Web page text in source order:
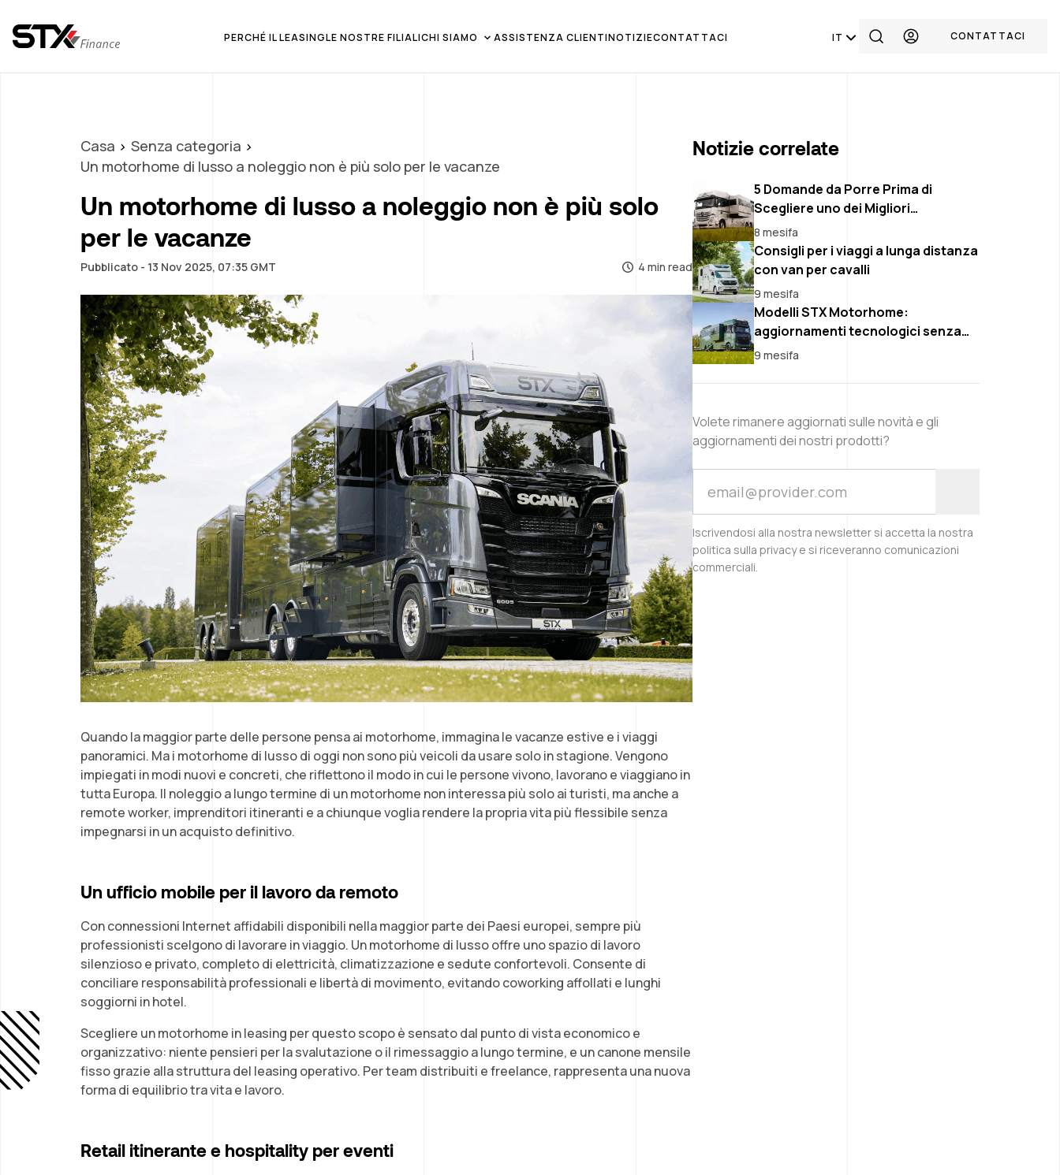
PERCHÉ IL LEASINGLE NOSTRE FILIALICHI SIAMO ASSISTENZA CLIENTINOTIZIECONTATTACI IT CONTATTACI
Casa
Senza categoria
Un motorhome di lusso a noleggio non è più solo per le vacanze
Un motorhome di lusso a noleggio non è più solo
per le vacanze
Pubblicato - 13 Nov 2025, 07:35 GMT 4 min read
Quando la maggior parte delle persone pensa ai motorhome, immagina le vacanze estive e i viaggi
panoramici. Ma i motorhome di lusso di oggi non sono più veicoli da usare solo in stagione. Vengono
impiegati in modi nuovi e concreti, che riflettono il modo in cui le persone vivono, lavorano e viaggiano in
tutta Europa. Il noleggio a lungo termine di un motorhome non interessa più solo ai turisti, ma anche a
remote worker, imprenditori itineranti e a chiunque voglia rendere la propria vita più flessibile senza
impegnarsi in un acquisto definitivo.
Un ufficio mobile per il lavoro da remoto
Con connessioni Internet affidabili disponibili nella maggior parte dei Paesi europei, sempre più
professionisti scelgono di lavorare in viaggio. Un motorhome di lusso offre uno spazio di lavoro
silenzioso e privato, completo di elettricità, climatizzazione e sedute confortevoli. Consente di
conciliare responsabilità professionali e libertà di movimento, evitando coworking affollati e lunghi
soggiorni in hotel.
Scegliere un motorhome in leasing per questo scopo è sensato dal punto di vista economico e
organizzativo: niente pensieri per la svalutazione o il rimessaggio a lungo termine, e un canone mensile
fisso grazie alla struttura del leasing operativo. Per team distribuiti e freelance, rappresenta una nuova
forma di equilibrio tra vita e lavoro.
Retail itinerante e hospitality per eventi
Notizie correlate
5 Domande da Porre Prima di
Scegliere uno dei Migliori
Rivenditori di Motorhome in Belgio
8 mesifa
Consigli per i viaggi a lunga distanza
con van per cavalli
9 mesifa
Modelli STX Motorhome:
aggiornamenti tecnologici senza
attese
9 mesifa
Volete rimanere aggiornati sulle novità e gli
aggiornamenti dei nostri prodotti?
Iscrivendosi alla nostra newsletter si accetta la nostra
politica sulla privacy e si riceveranno comunicazioni
commerciali.